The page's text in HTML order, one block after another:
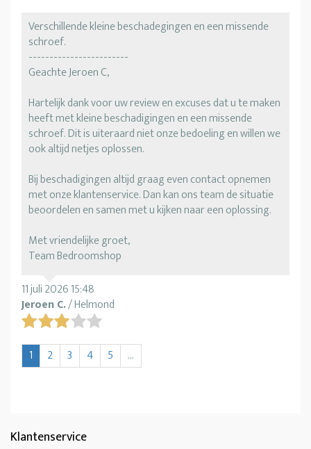
Klantenservice
Verschillende kleine beschadegingen en een missende
schroef.
------------------------
Geachte Jeroen C,
Hartelijk dank voor uw review en excuses dat u te maken
heeft met kleine beschadigingen en een missende
schroef. Dit is uiteraard niet onze bedoeling en willen we
ook altijd netjes oplossen.
Bij beschadigingen altijd graag even contact opnemen
met onze klantenservice. Dan kan ons team de situatie
beoordelen en samen met u kijken naar een oplossing.
Met vriendelijke groet,
Team Bedroomshop
11 juli 2026 15:48
Jeroen C./ Helmond
1 2 3 4 5